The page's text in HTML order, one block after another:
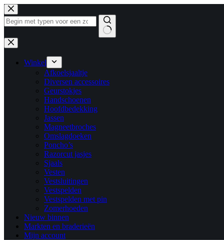
Ga
naar
de
Geen
resultaten
Winkel
Afkoelsjaaltje
Diversen accessoires
Geurstokjes
Handschoenen
Hoofdbedekking
Jassen
Magneetbroches
Omslagdoeken
Poncho’s
Razorcut jasjes
Sjaals
Vesten
Vestsluitingen
Vestspelden
Vestspelden met pin
Zomerhoeden
Nieuw binnen
Markten en braderieën
Mijn account